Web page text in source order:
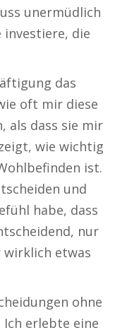
unermüdlich
die
das
oft mir diese
als dass sie mir
wie wichtig
ist.
und
habe, dass
nur
wirklich etwas
ohne
erlebte eine